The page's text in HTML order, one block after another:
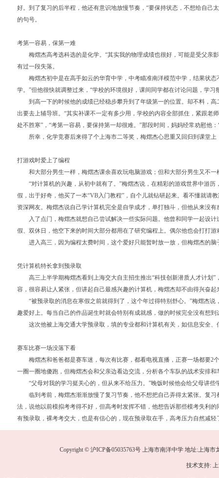
好。到了复习的后半程，他还有意识地放慢节奏，“要保持状态，不想给自
的句号。
考第一容易，保第一难
梅熠杰高考选科选的是化学。“其实我的物理成绩也很好，可能是受父亲
有过一段失落。
梅熠杰初中是在高手如云的华育中学，中考瞄准南洋模范中学，结果状态
学。”但他很快就调整过来，“学校的环境很好，课间同学都在讨论问题，学习
到高一下的时候他的成绩已经稳步攀升到了年级第一的位置。却不料，高
出要去上辅导班。“其实补课不一定有多少用，学校的内容全部抓住，紧跟老
处不胜寒”，“考第一容易，要保持第一却很难。”那段时间，妈妈经常劝慰他
所幸，化学竞赛后来得了个上海市二等奖，梅熠杰心思重又回归到课堂上
打游戏时爱上了编程
和大部分男生一样，梅熠杰课余喜欢玩电脑游戏；但和大部分男生又不一
“对计算机的兴趣，从初中就有了。”梅熠杰说，在精彩的游戏世界中游历
假，出于好奇，他买了一本“VB入门教程”，自个儿就钻研起来。看不懂就请
资深网友。梅熠杰说自己学计算机完全是自学成才，单打独斗，但他从来没
入了点门，梅熠杰就想自己尝试解决一些实际问题。他曾和同学一起设计
假、双休日，他空下来的时间大部分都用在了研究编程上。偶尔他也会打打
进入高三，因为编程太费时间，这个爱好只能暂时放一放，但梅熠杰的脑
凭计算机特长拿到预录取
高三上半学期梅熠杰看到上海交大自主招生推出“科技创新潜质人才计划”
容，很容易让人紧张，但讲起自己最感兴趣的计算机，梅熠杰却不由得兴奋起
“被预录取的消息在寒假之前就得到了，这个年过得特别舒心。”梅熠杰说
趣爱好上。每当自己的作品诞生时就会特别有成就感，做的时候完全没有想
这次他被上海交通大学预录取，填的专业都和计算机有关，如信息安全、
赛车比赛一场没落下看
梅熠杰和爸爸都是赛车迷，每次有比赛，都看电视直播，正赛一场都要2
一圈一圈地傻跑，但梅熠杰会和父亲边看边交流，分析各个车队的战术安排
“父母对我的学习挺关心的，但从来不给压力。”晚饭时候他会给父母讲些
临到考前，梅熠杰渐渐放慢了复习节奏，他不想把自己弄得太紧张。复习
法，说他以前模拟考考得不好，但高考时发挥不错，他想告诉那些模考失利
有预录取，裸考考交大，也是有信心的，现在预录取在手，高考压力自然减
Copyright © 沪ICP备05035763号 上海市南洋中学 地址:上海市
技术支持: